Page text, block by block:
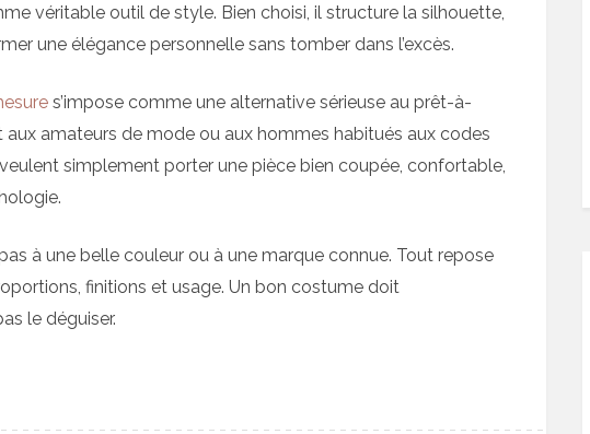
véritable outil de style. Bien choisi, il structure la silhouette,
une élégance personnelle sans tomber dans l’excès.
s’impose comme une alternative sérieuse au prêt-à-
aux amateurs de mode ou aux hommes habitués aux codes
simplement porter une pièce bien coupée, confortable,
à une belle couleur ou à une marque connue. Tout repose
finitions et usage. Un bon costume doit
le déguiser.